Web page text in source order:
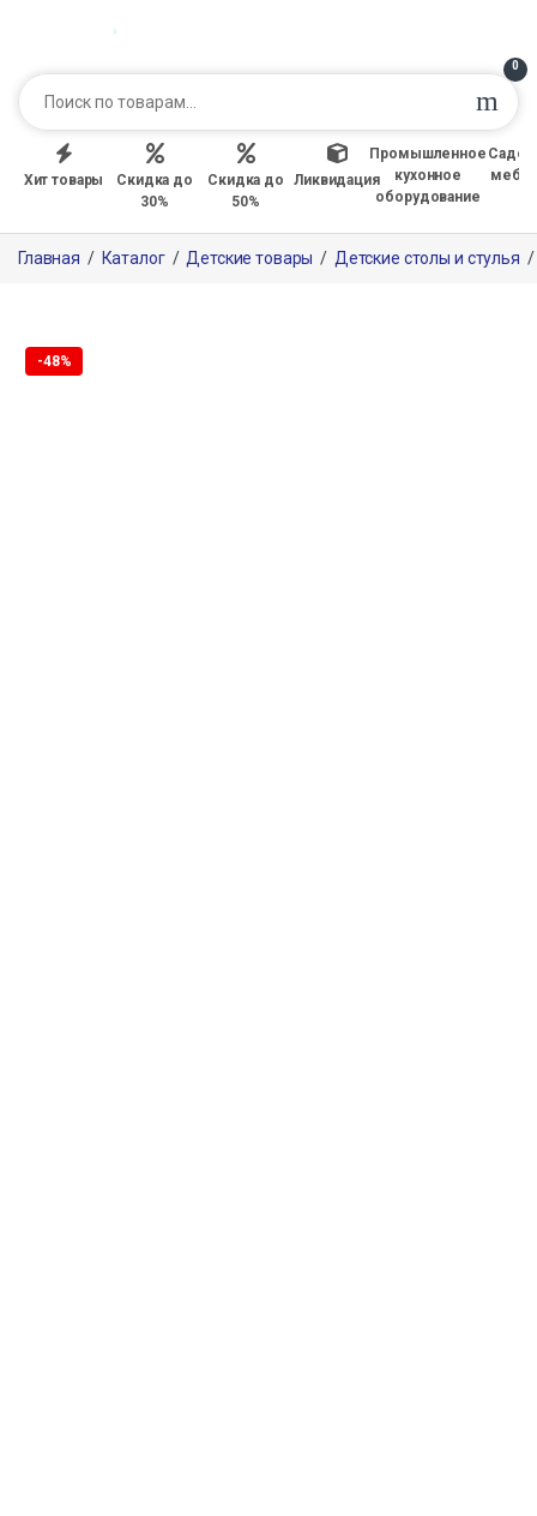
0
Хит товары
Скидка до
30%
Скидка до
50%
Ликвидация
Промышленное
кухонное
оборудование
Главная / Каталог / Детские товары / Детские столы и стулья /
-48%